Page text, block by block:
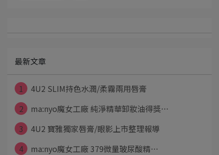
最新文章
1
4U2 SLIM持色水潤/柔霧兩用唇膏
2
ma:nyo魔女工廠 純淨精華卸妝油得獎⋯
3
4U2 寶雅獨家唇膏/眼影上市整理報導
4
ma:nyo魔女工廠 379微量玻尿酸精⋯